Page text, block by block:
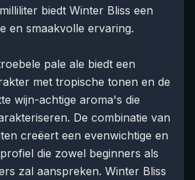
biedt Winter Bliss een
en smaakvolle ervaring.
pale ale biedt een
met tropische tonen en de
wijn-achtige aroma's die
De combinatie van
creëert een evenwichtige en
die zowel beginners als
zal aanspreken. Winter Bliss